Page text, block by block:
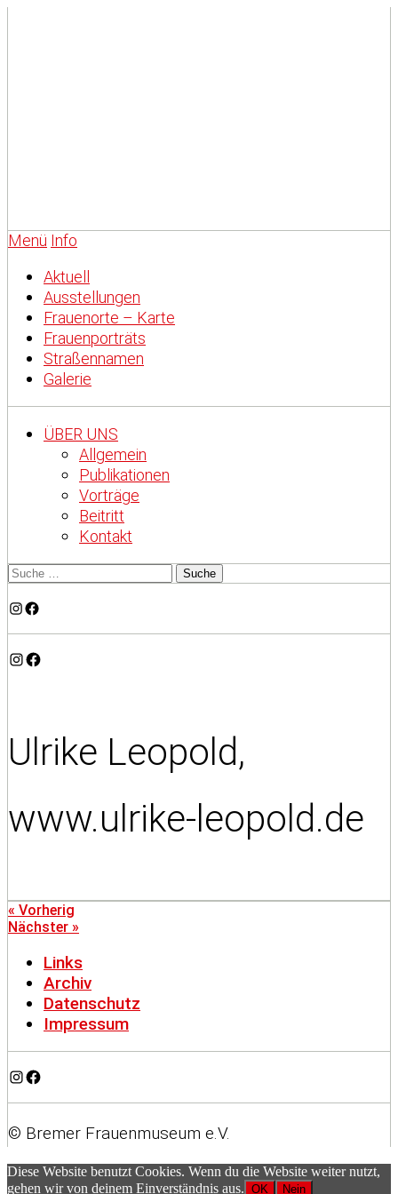
Menü Info
Aktuell
Ausstellungen
Frauenorte – Karte
Frauenporträts
Straßennamen
Galerie
ÜBER UNS
Allgemein
Publikationen
Vorträge
Beitritt
Kontakt
Instagram
Facebook
Instagram
Facebook
Ulrike Leopold,
www.ulrike-leopold.de
« Vorherig
Nächster »
Links
Archiv
Datenschutz
Impressum
Instagram
Facebook
© Bremer Frauenmuseum e.V.
Diese Website benutzt Cookies. Wenn du die Website weiter nutzt,
gehen wir von deinem Einverständnis aus. OK Nein